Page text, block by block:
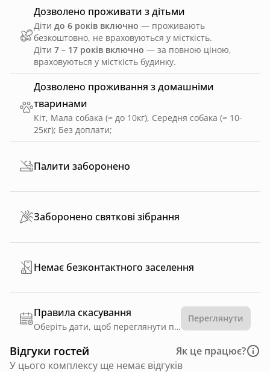
Дозволено проживання з домашніми
тваринами
Кіт, Мала собака (≈ до 10кг), Середня собака (≈ 10-
25кг); Без доплати;
Дозволено проживати з дітьми
Діти до 6 років включно — проживають
безкоштовно, не враховуються у місткість.
Діти 7 – 17 років включно — за повною ціною,
враховуються у місткість будинку.
Палити заборонено
Заборонено святкові зібрання
Немає безконтактного заселення
Правила скасування
Оберіть дати, щоб переглянути правила
Переглянути
Відгуки гостей
Як це працює?
У цього комплексу ще немає відгуків